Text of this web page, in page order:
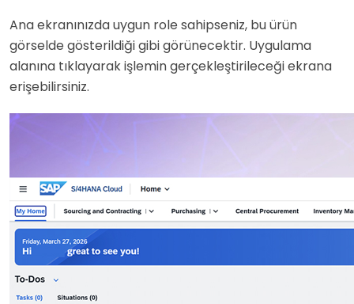
Ana ekranınızda uygun role sahipseniz, bu ürün
görselde gösterildiği gibi görünecektir. Uygulama
alanına tıklayarak işlemin gerçekleştirileceği ekrana
erişebilirsiniz.